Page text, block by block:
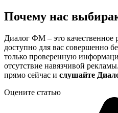
Почему нас
Диалог ФМ – это качественное
доступно для вас совершенно
только проверенную
отсутствие навязчивой
прямо сейчас и слушайте
Оцените статью